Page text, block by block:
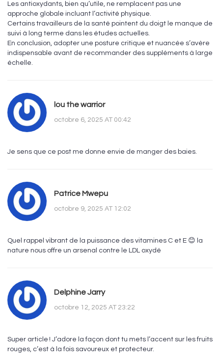
Les antioxydants, bien qu’utile, ne remplacent pas une
approche globale incluant l’activité physique.
Certains travailleurs de la santé pointent du doigt le manque de
suivi à long terme dans les études actuelles.
En conclusion, adopter une posture critique et nuancée s’avère
indispensable avant de recommander des suppléments à large
échelle.
lou the warrior
octobre 6, 2025 AT 00:42
Je sens que ce post me donne envie de manger des baies.
Patrice Mwepu
octobre 9, 2025 AT 12:02
Quel rappel vibrant de la puissance des vitamines C et E 😊 la
nature nous offre un arsenal contre le LDL oxydé
Delphine Jarry
octobre 12, 2025 AT 23:22
Super article ! J’adore la façon dont tu mets l’accent sur les fruits
rouges, c’est à la fois savoureux et protecteur.